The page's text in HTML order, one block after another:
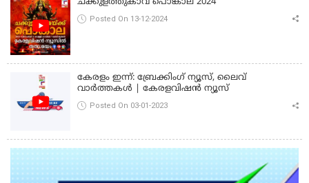
Posted On 13-12-2024
കേരളം ഇന്ന്: ബ്രേക്കിംഗ് ന്യൂസ്, ലൈവ്
വാർത്തകൾ | കേരളവിഷൻ ന്യൂസ്
Posted On 03-01-2023